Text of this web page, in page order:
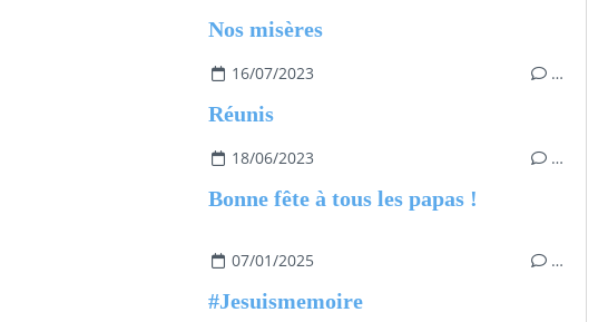
Nos misères
16/07/2023 …
Réunis
18/06/2023 …
Bonne fête à tous les papas !
07/01/2025 …
#Jesuismemoire